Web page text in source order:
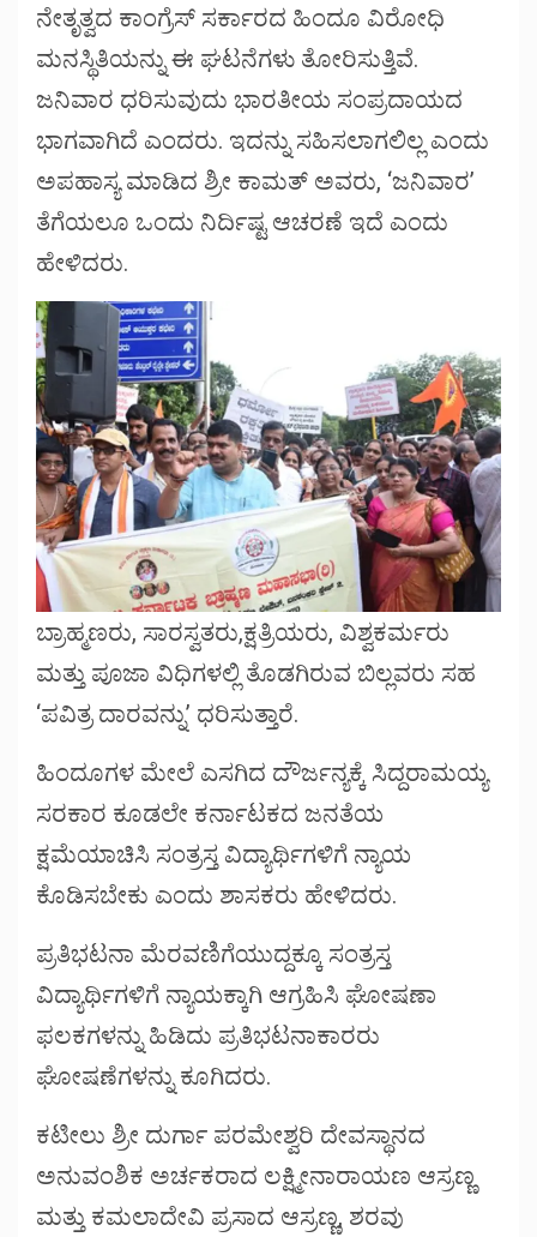
ನೇತೃತ್ವದ ಕಾಂಗ್ರೆಸ್ ಸರ್ಕಾರದ ಹಿಂದೂ ವಿರೋಧಿ
ಮನಸ್ಥಿತಿಯನ್ನು ಈ ಘಟನೆಗಳು ತೋರಿಸುತ್ತಿವೆ.
ಜನಿವಾರ ಧರಿಸುವುದು ಭಾರತೀಯ ಸಂಪ್ರದಾಯದ
ಭಾಗವಾಗಿದೆ ಎಂದರು. ಇದನ್ನು ಸಹಿಸಲಾಗಲಿಲ್ಲ ಎಂದು
ಅಪಹಾಸ್ಯ ಮಾಡಿದ ಶ್ರೀ ಕಾಮತ್ ಅವರು, ‘ಜನಿವಾರ’
ತೆಗೆಯಲೂ ಒಂದು ನಿರ್ದಿಷ್ಟ ಆಚರಣೆ ಇದೆ ಎಂದು
ಹೇಳಿದರು.
ಬ್ರಾಹ್ಮಣರು, ಸಾರಸ್ವತರು,ಕ್ಷತ್ರಿಯರು, ವಿಶ್ವಕರ್ಮರು
ಮತ್ತು ಪೂಜಾ ವಿಧಿಗಳಲ್ಲಿ ತೊಡಗಿರುವ ಬಿಲ್ಲವರು ಸಹ
‘ಪವಿತ್ರ ದಾರವನ್ನು’ ಧರಿಸುತ್ತಾರೆ.
ಹಿಂದೂಗಳ ಮೇಲೆ ಎಸಗಿದ ದೌರ್ಜನ್ಯಕ್ಕೆ ಸಿದ್ದರಾಮಯ್ಯ
ಸರಕಾರ ಕೂಡಲೇ ಕರ್ನಾಟಕದ ಜನತೆಯ
ಕ್ಷಮೆಯಾಚಿಸಿ ಸಂತ್ರಸ್ತ ವಿದ್ಯಾರ್ಥಿಗಳಿಗೆ ನ್ಯಾಯ
ಕೊಡಿಸಬೇಕು ಎಂದು ಶಾಸಕರು ಹೇಳಿದರು.
ಪ್ರತಿಭಟನಾ ಮೆರವಣಿಗೆಯುದ್ದಕ್ಕೂ ಸಂತ್ರಸ್ತ
ವಿದ್ಯಾರ್ಥಿಗಳಿಗೆ ನ್ಯಾಯಕ್ಕಾಗಿ ಆಗ್ರಹಿಸಿ ಘೋಷಣಾ
ಫಲಕಗಳನ್ನು ಹಿಡಿದು ಪ್ರತಿಭಟನಾಕಾರರು
ಘೋಷಣೆಗಳನ್ನು ಕೂಗಿದರು.
ಕಟೀಲು ಶ್ರೀ ದುರ್ಗಾ ಪರಮೇಶ್ವರಿ ದೇವಸ್ಥಾನದ
ಅನುವಂಶಿಕ ಅರ್ಚಕರಾದ ಲಕ್ಷ್ಮೀನಾರಾಯಣ ಆಸ್ರಣ್ಣ
ಮತ್ತು ಕಮಲಾದೇವಿ ಪ್ರಸಾದ ಆಸ್ರಣ್ಣ, ಶರವು